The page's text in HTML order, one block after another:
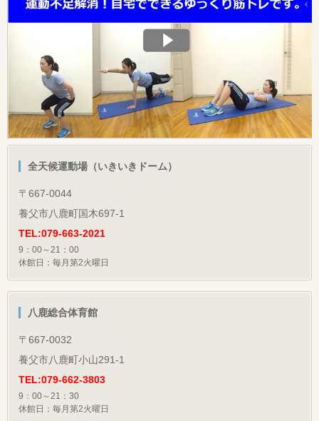
全天候運動場（いきいきドーム）
〒667-0044
養父市八鹿町国木697-1
TEL:079-663-2021
9：00～21：00
休館日：毎月第2火曜日
八鹿総合体育館
〒667-0032
養父市八鹿町小山291-1
TEL:079-662-3803
9：00～21：30
休館日：毎月第2火曜日